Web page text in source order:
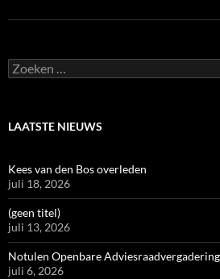
Zoeken
naar:
LAATSTE NIEUWS
Kees van den Bos overleden
juli 18, 2026
(geen titel)
juli 13, 2026
Notulen Openbare Adviesraadvergadering
juli 6, 2026